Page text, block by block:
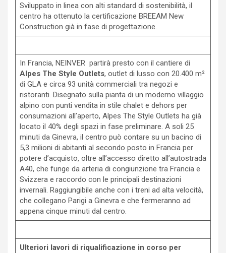
Sviluppato in linea con alti standard di sostenibilità, il
centro ha ottenuto la certificazione BREEAM New
Construction già in fase di progettazione.
In Francia, NEINVER partirà presto con il cantiere di
Alpes The Style Outlets, outlet di lusso con 20.400 m²
di GLA e circa 93 unità commerciali tra negozi e
ristoranti. Disegnato sulla pianta di un moderno villaggio
alpino con punti vendita in stile chalet e dehors per
consumazioni all’aperto, Alpes The Style Outlets ha già
locato il 40% degli spazi in fase preliminare. A soli 25
minuti da Ginevra, il centro può contare su un bacino di
5,3 milioni di abitanti al secondo posto in Francia per
potere d’acquisto, oltre all’accesso diretto all’autostrada
A40, che funge da arteria di congiunzione tra Francia e
Svizzera e raccordo con le principali destinazioni
invernali. Raggiungibile anche con i treni ad alta velocità,
che collegano Parigi a Ginevra e che fermeranno ad
appena cinque minuti dal centro.
Ulteriori lavori di riqualificazione in corso per